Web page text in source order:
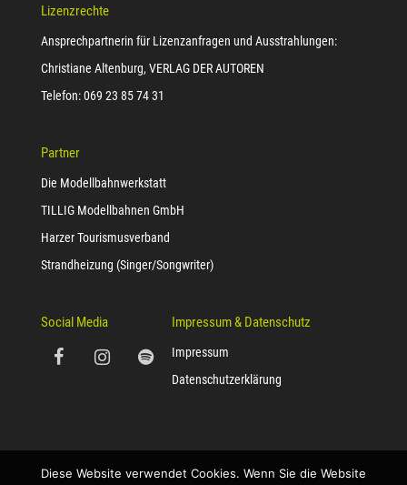
Lizenzrechte
Ansprechpartnerin für Lizenzanfragen und Ausstrahlungen:
Christiane Altenburg, VERLAG DER AUTOREN
Telefon: 069 23 85 74 31
Partner
Die Modellbahnwerkstatt
TILLIG Modellbahnen GmbH
Harzer Tourismusverband
Strandheizung (Singer/Songwriter)
Social Media Impressum & Datenschutz
Impressum
Datenschutzerklärung
Diese Website verwendet Cookies. Wenn Sie die Website